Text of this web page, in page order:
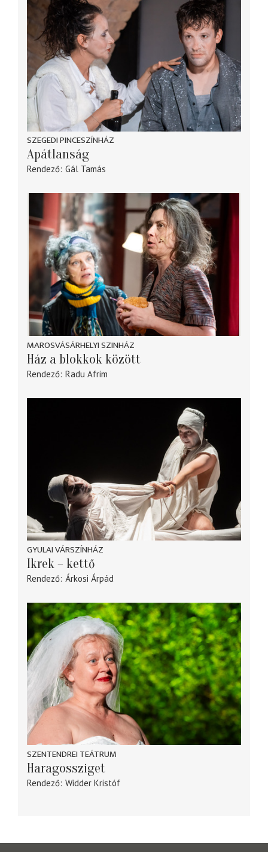
SZEGEDI PINCESZÍNHÁZ
Apátlanság
Rendező Gál Tamás
MAROSVÁSÁRHELYI SZINHÁZ
Ház a blokkok között
Rendező Radu Afrim
GYULAI VÁRSZÍNHÁZ
Ikrek – kettő
Rendező Árkosi Árpád
SZENTENDREI TEÁTRUM
Haragossziget
Rendező Widder Kristóf